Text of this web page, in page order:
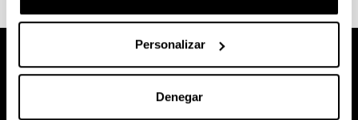
Personalizar
Denegar